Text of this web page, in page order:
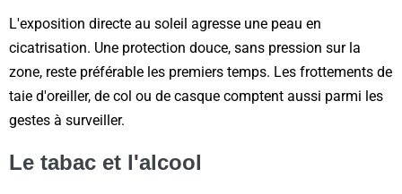
L'exposition directe au soleil agresse une peau en
cicatrisation. Une protection douce, sans pression sur la
zone, reste préférable les premiers temps. Les frottements de
taie d'oreiller, de col ou de casque comptent aussi parmi les
gestes à surveiller.
Le tabac et l'alcool